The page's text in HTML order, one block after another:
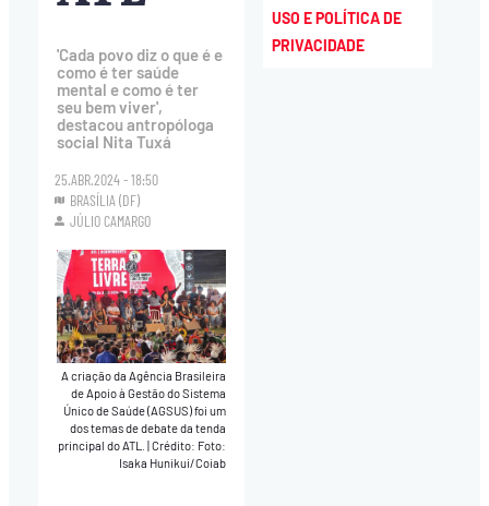
'Cada povo diz o que é e
como é ter saúde
mental e como é ter
seu bem viver',
destacou antropóloga
social Nita Tuxá
25.ABR.2024 - 18:50
BRASÍLIA (DF)
JÚLIO CAMARGO
A criação da Agência Brasileira
de Apoio à Gestão do Sistema
Único de Saúde (AGSUS) foi um
dos temas de debate da tenda
principal do ATL.|Crédito: Foto:
Isaka Hunikui/Coiab
USO E POLÍTICA DE
PRIVACIDADE